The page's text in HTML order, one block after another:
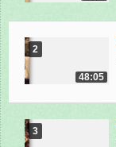
48:05
2
3